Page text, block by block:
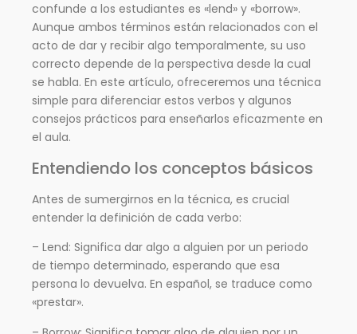
confunde a los estudiantes es «lend» y «borrow».
Aunque ambos términos están relacionados con el
acto de dar y recibir algo temporalmente, su uso
correcto depende de la perspectiva desde la cual
se habla. En este artículo, ofreceremos una técnica
simple para diferenciar estos verbos y algunos
consejos prácticos para enseñarlos eficazmente en
el aula.
Entendiendo los conceptos básicos
Antes de sumergirnos en la técnica, es crucial
entender la definición de cada verbo:
– Lend: Significa dar algo a alguien por un periodo
de tiempo determinado, esperando que esa
persona lo devuelva. En español, se traduce como
«prestar».